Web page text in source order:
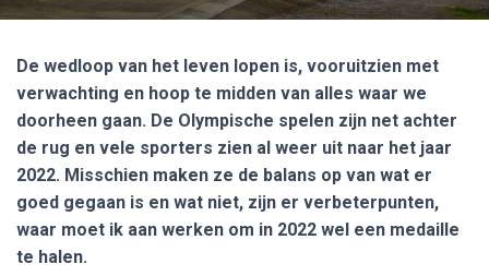
T
De wedloop van het leven lopen is, vooruitzien met
verwachting en hoop te midden van alles waar we
doorheen gaan. De Olympische spelen zijn net achter
de rug en vele sporters zien al weer uit naar het jaar
2022. Misschien maken ze de balans op van wat er
goed gegaan is en wat niet, zijn er verbeterpunten,
waar moet ik aan werken om in 2022 wel een medaille
te halen.